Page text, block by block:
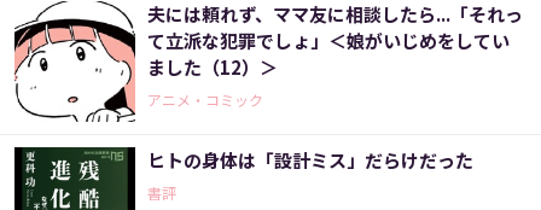
夫には頼れず、ママ友に相談したら...「それっ
て立派な犯罪でしょ」＜娘がいじめをしてい
ました（12）＞
アニメ・コミック
ヒトの身体は「設計ミス」だらけだった
書評